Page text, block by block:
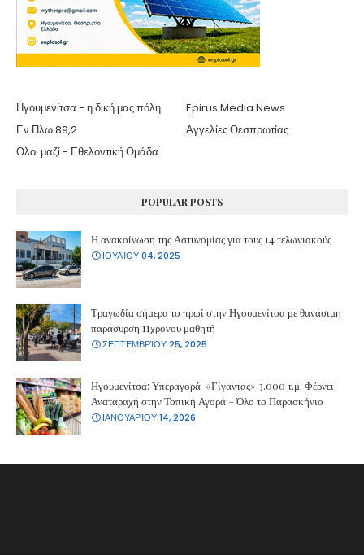
Ηγουμενίτσα - η δική μας πόλη
Epirus Media News
Εν Πλω 89,2
Αγγελίες Θεσπρωτίας
Ολοι μαζί - Εθελοντική Ομάδα
POPULAR POSTS
Η ανακοίνωση της Αστυνομίας για τους 14 τελωνιακούς
ΙΟΥΛΊΟΥ 04, 2025
Τραγωδία σήμερα το πρωί στην Ηγουμενίτσα με θανάσιμη
παράσυρση 11χρονου μαθητή
ΣΕΠΤΕΜΒΡΊΟΥ 25, 2025
Ηγουμενίτσα: Υπεραγορά-«Γίγαντας» 3.000 τ.μ. Φέρνει
Αναταραχή στην Τοπική Αγορά – Όλο το Παρασκήνιο
ΙΑΝΟΥΑΡΊΟΥ 14, 2026